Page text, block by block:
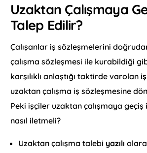
Uzaktan Çalışmaya
Talep Edilir?
Çalışanlar iş sözleşmelerini
çalışma sözleşmesi ile kurabildiği
karşılıklı anlaştığı taktirde varolan
uzaktan çalışma iş sözleşmesine
Peki işçiler uzaktan çalışmaya
nasıl iletmeli?
Uzaktan çalışma talebi yazılı